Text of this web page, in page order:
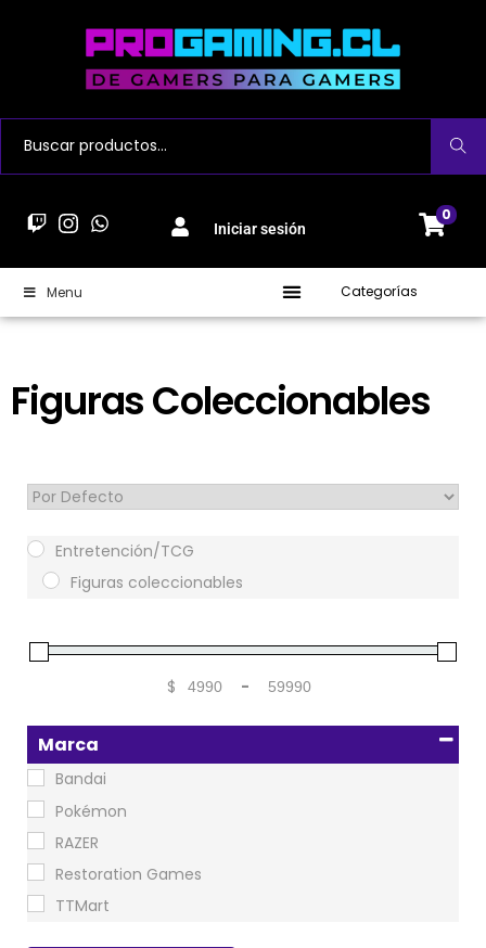
Buscar
Iniciar sesión
0
Menu Categorías
Figuras Coleccionables
Sort Products
Entretención/TCG
Figuras coleccionables
$ -
Marca
Bandai
Pokémon
RAZER
Restoration Games
TTMart